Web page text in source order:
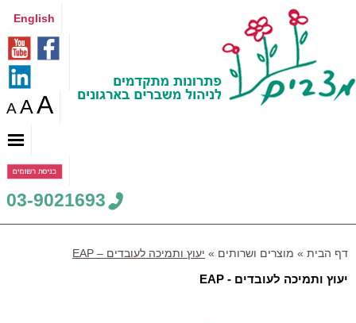
English
A AA
03-9021693
דף הבית » מוצרים ושרותים » יעוץ ותמיכה לעובדים – EAP
יעוץ ותמיכה לעובדים - EAP